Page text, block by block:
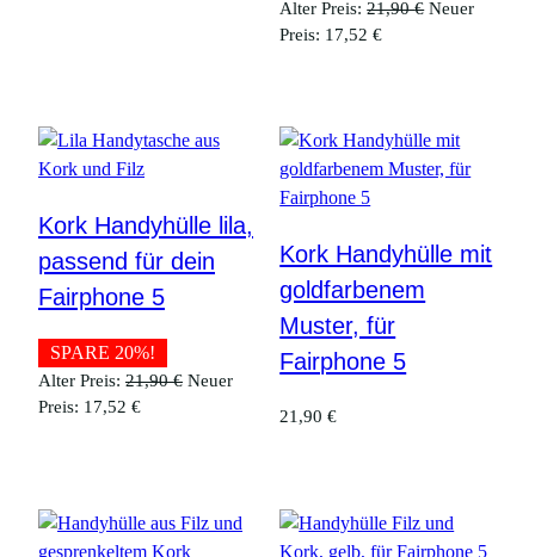
Alter Preis: 21,90€ Neuer
Preis: 17,52€Aktueller
Kork Handyhülle lila,
passend für dein
Fairphone 5
SPARE 20%!
Alter Preis: 21,90€ Ursprünglicher
Neuer
Preis: 17,52 €Aktueller
Kork Handyhülle mit
goldfarbenem
Muster, für
Fairphone 5
21,90€